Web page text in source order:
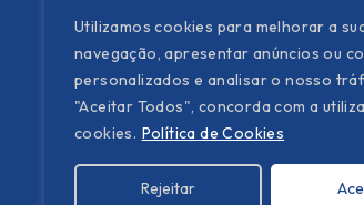
Utilizamos cookies para melhorar a
navegação, apresentar anúncios ou
personalizados e analisar o nosso
"Aceitar Todos", concorda com a
cookies. Política de Cookies
Rejeitar
Rua das Indústrias, Lote 12
Parque Industrial de Frossos –
4700-110 Braga – Portugal
T. (+351) 253 300 340(chamada para
E.info@hispanor.pt